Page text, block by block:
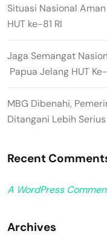
Situasi Nasional
HUT ke-81 RI
Jaga Semangat
Papua Jelang HUT Ke-
MBG Dibenahi,
Ditangani Lebih Serius
Recent
A WordPress
Archives